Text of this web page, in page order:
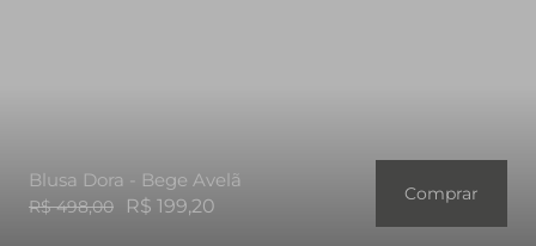
Blusa Dora - Bege Avelã
R$ 498,00 R$ 199,20
Comprar